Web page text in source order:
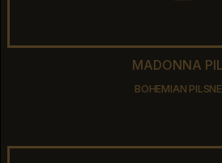
MADONNA
MADONNA
BOHEMIAN